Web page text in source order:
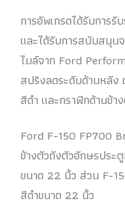
การอัพเกรดได้รับการ
และได้รับการสนับสนุน
ไมล์จาก Ford
สปริงลดระดับด้านหลัง
สีดํา และกราฟิกด้านข้า
Ford F-150 FP700
ข้างตัวถังตัวอักษรประ
ขนาด 22 นิ้ว ส่วน F-
สีดําขนาด 22 นิ้ว